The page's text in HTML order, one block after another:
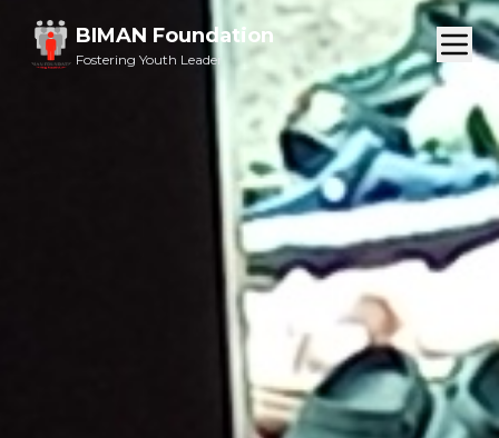
BIMAN Foundation
Fostering Youth Leader